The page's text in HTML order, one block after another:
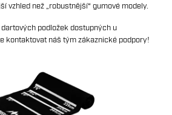
vzhled než „robustnější“ gumové modely.
podložek dostupných u
kontaktovat náš tým zákaznické podpory!